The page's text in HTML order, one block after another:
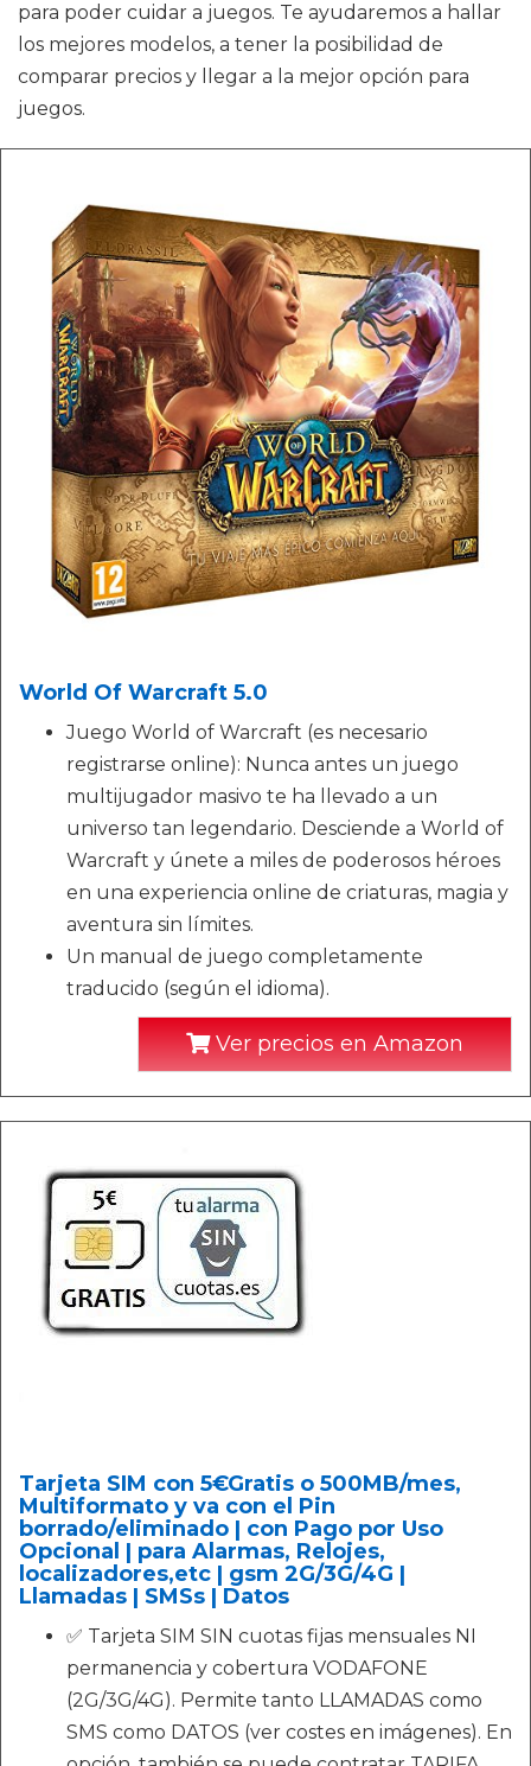
para poder cuidar a juegos. Te ayudaremos a hallar
los mejores modelos, a tener la posibilidad de
comparar precios y llegar a la mejor opción para
juegos.
World Of Warcraft 5.0
Juego World of Warcraft (es necesario
registrarse online): Nunca antes un juego
multijugador masivo te ha llevado a un
universo tan legendario. Desciende a World of
Warcraft y únete a miles de poderosos héroes
en una experiencia online de criaturas, magia y
aventura sin límites.
Un manual de juego completamente
traducido (según el idioma).
Ver precios en Amazon
Tarjeta SIM con 5€Gratis o 500MB/mes,
Multiformato y va con el Pin
borrado/eliminado | con Pago por Uso
Opcional | para Alarmas, Relojes,
localizadores,etc | gsm 2G/3G/4G |
Llamadas | SMSs | Datos
✅ Tarjeta SIM SIN cuotas fijas mensuales NI
permanencia y cobertura VODAFONE
(2G/3G/4G). Permite tanto LLAMADAS como
SMS como DATOS (ver costes en imágenes). En